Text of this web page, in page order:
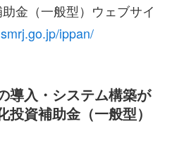
金（一般型）ウェブサイ
ippan/
導入・システム構築が
資補助金（一般型）